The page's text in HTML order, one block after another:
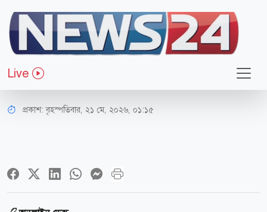
Live
আন্তর্জাতিক
রাউল কাস্ত্রোর বিরুদ্ধে যুক্তরাষ্ট্রের নাগরিক
হত্যার মামলা
প্রকাশ:বৃহস্পতিবার, ২১ মে, ২০২৬, ০১:১৫